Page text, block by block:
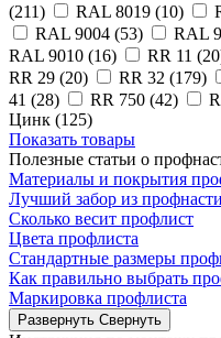
(211)
RAL 8019 (10)
RAL 9004 (53)
RAL
RAL 9010 (16)
RR 11
RR 29 (20)
RR 32 (179)
41 (28)
RR 750 (42)
Цинк (125)
Показать товары
Полезные статьи о
Материалы и покрытия
Лучший забор из
Сколько весит профлист
Цвета профлиста
Стандартные размеры
Как правильно выбрать
Маркировка профлиста
Развернуть Свернуть